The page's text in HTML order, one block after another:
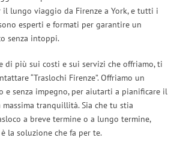
il lungo viaggio da Firenze a York, e tutti i
esperti e formati per garantire un
senza intoppi.
di più sui costi e sui servizi che offriamo, ti
“Traslochi Firenze”. Offriamo un
e senza impegno, per aiutarti a pianificare il
tranquillità. Sia che tu stia
a breve termine o a lungo termine,
è la soluzione che fa per te.